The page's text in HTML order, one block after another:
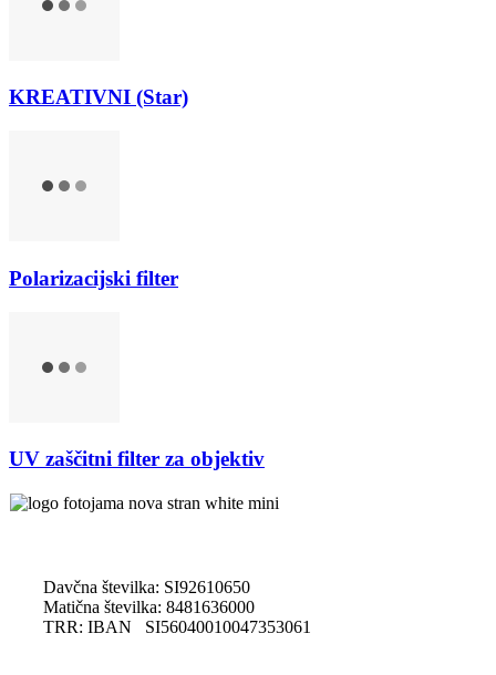
KREATIVNI (Star)
Polarizacijski filter
UV zaščitni filter za objektiv
Davčna številka: SI92610650
Matična številka: 8481636000
TRR: IBAN SI56040010047353061